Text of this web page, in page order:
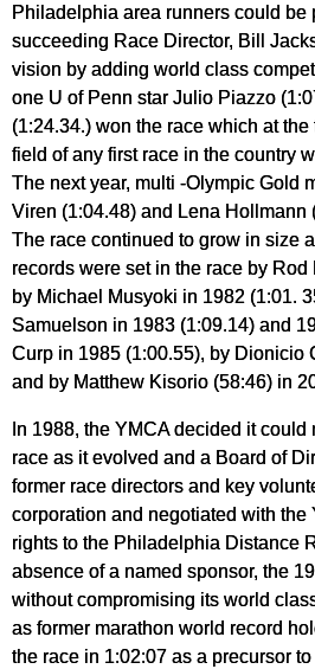
Philadelphia area runners could be
succeeding Race Director, Bill
vision by adding world class
one U of Penn star Julio Piazzo
(1:24.34.) won the race which at
field of any first race in the country
The next year, multi -Olympic Gold
Viren (1:04.48) and Lena Hollmann
The race continued to grow in size
records were set in the race by
by Michael Musyoki in 1982 (1:01.
Samuelson in 1983 (1:09.14) and
Curp in 1985 (1:00.55), by Dionicio
and by Matthew Kisorio (58:46) in
In 1988, the YMCA decided it
race as it evolved and a Board of
former race directors and key
corporation and negotiated with the
rights to the Philadelphia Distance
absence of a named sponsor, the
without compromising its world
as former marathon world record
the race in 1:02:07 as a precursor